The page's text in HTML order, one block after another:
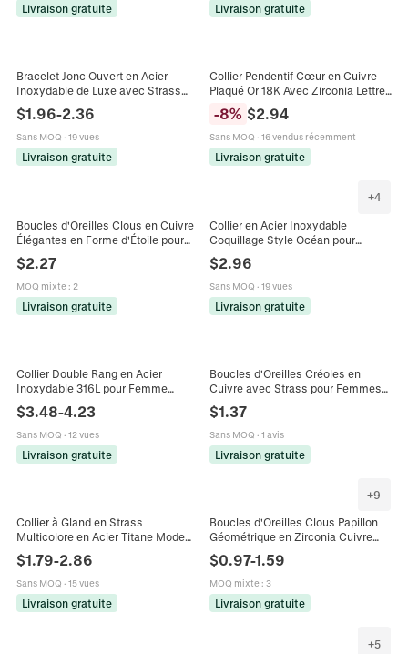
Livraison gratuite Livraison gratuite
Bracelet Jonc Ouvert en Acier
Inoxydable de Luxe avec Strass
Élégant Pavé Incrusté Or Or Rose
Argent Bijoux pour Femmes
$1.96-2.36
Sans MOQ · 19 vues
Livraison gratuite
Collier Pendentif Cœur en Cuivre
Plaqué Or 18K Avec Zirconia Lettre
Fé Émail Double Cœur Bijoux pour
Femmes Filles
-8% $2.94
Sans MOQ · 16 vendus récemment
Livraison gratuite
Boucles d'Oreilles Clous en Cuivre
Élégantes en Forme d'Étoile pour
Incrusté de Zirconia Bijoux Or
Argent
$2.27
MOQ mixte: 2
Livraison gratuite
+4
Collier en Acier Inoxydable
Coquillage Style Océan pour
Tortue Hippocampe Dauphin
Pendentif Bijoux
$2.96
Sans MOQ · 19 vues
Livraison gratuite
Collier Double Rang en Acier
Inoxydable 316L pour Femme
Pendentif en Forme de Sac Creux
Bijoux de Mode Électroplaqués
$3.48-4.23
Sans MOQ · 12 vues
Livraison gratuite
Boucles d'Oreilles Créoles en
Cuivre avec Strass pour Femmes
Cristal Goutte d'Eau Coupe Ovale
Bijoux de Mariage à la Mode
$1.37
Sans MOQ · 1 avis
Livraison gratuite
Collier à Gland en Strass
Multicolore en Acier Titane Mode
Plaqué Or avec Incrustation de
Pierres Gemmes Colorées
$1.79-2.86
Sans MOQ · 15 vues
Livraison gratuite
+9
Boucles d'Oreilles Clous Papillon
Géométrique en Zirconia Cuivre
Plaqué Or 18K Petites Créoles pour
Femmes Bijoux
$0.97-1.59
MOQ mixte: 3
Livraison gratuite
+5